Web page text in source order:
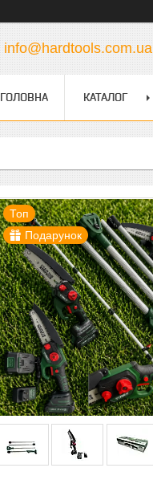
info@hardtools.com.ua
ГОЛОВНА КАТАЛОГ
Подарунок
Топ